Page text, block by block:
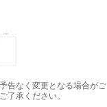
告なく変更となる場合がご
了承ください。